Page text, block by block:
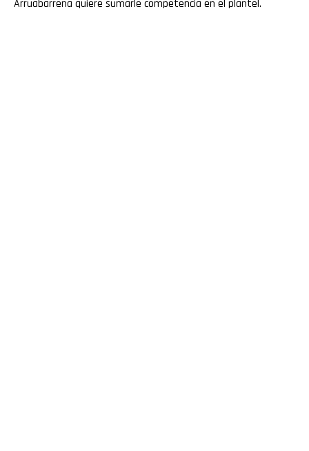
Arruabarrena quiere sumarle competencia en el plantel.